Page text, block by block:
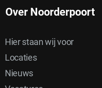
Over Noorderpoort
Hier staan wij voor
Locaties
Nieuws